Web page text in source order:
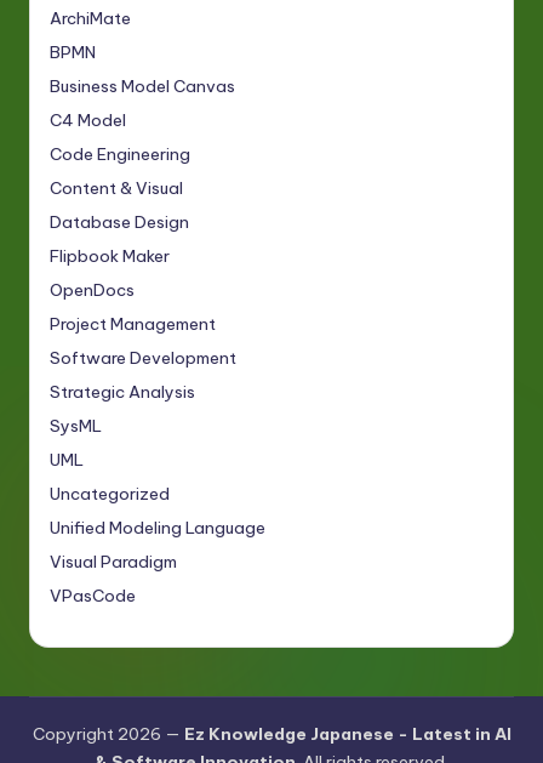
ArchiMate
BPMN
Business Model Canvas
C4 Model
Code Engineering
Content & Visual
Database Design
Flipbook Maker
OpenDocs
Project Management
Software Development
Strategic Analysis
SysML
UML
Uncategorized
Unified Modeling Language
Visual Paradigm
VPasCode
Copyright 2026 — Ez Knowledge Japanese - Latest in AI